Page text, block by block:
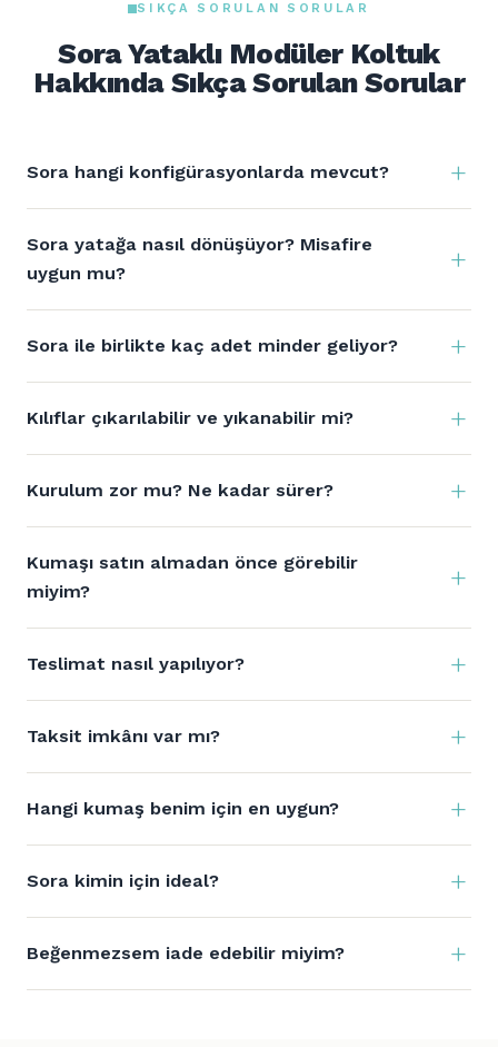
SIKÇA SORULAN SORULAR
Sora Yataklı Modüler Koltuk
Hakkında Sıkça Sorulan Sorular
Sora hangi konfigürasyonlarda mevcut?
Sora yatağa nasıl dönüşüyor? Misafire
uygun mu?
Sora ile birlikte kaç adet minder geliyor?
Kılıflar çıkarılabilir ve yıkanabilir mi?
Kurulum zor mu? Ne kadar sürer?
Kumaşı satın almadan önce görebilir
miyim?
Teslimat nasıl yapılıyor?
Taksit imkânı var mı?
Hangi kumaş benim için en uygun?
Sora kimin için ideal?
Beğenmezsem iade edebilir miyim?